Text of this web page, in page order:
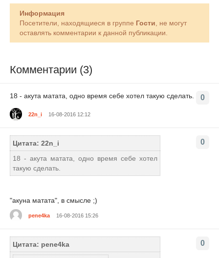
Информация
Посетители, находящиеся в группе Гости, не могут
оставлять комментарии к данной публикации.
Комментарии (3)
0
18 - акута матата, одно время себе хотел такую сделать.
22n_i 16-08-2016 12:12
0
Цитата: 22n_i
18 - акута матата, одно время себе хотел
такую сделать.
"акуна матата", в смысле ;)
pene4ka 16-08-2016 15:26
0
Цитата: pene4ka